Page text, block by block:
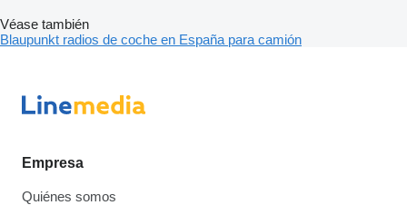
Véase también
Blaupunkt radios de coche en España para camión
Empresa
Quiénes somos